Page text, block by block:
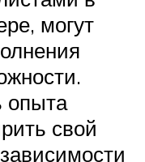
могут
опыта
свой